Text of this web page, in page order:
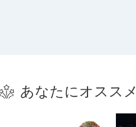
あなたにオススメ